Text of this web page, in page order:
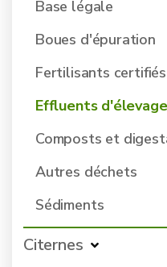
Base légale
Boues d'épuration
Fertilisants certifiés
Effluents d'élevage
Composts et
Autres déchets
Sédiments
Citernes